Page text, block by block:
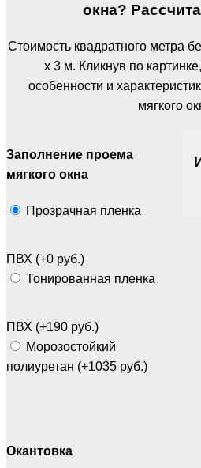
окна?
Стоимость квадратного метра
х 3 м. Кликнув по
особенности и
мягкого
Заполнение проема
мягкого окна
Прозрачная пленка
ПВХ (+0 руб.)
Тонированная пленка
ПВХ (+190 руб.)
Морозостойкий
полиуретан (+1035 руб.)
Окантовка